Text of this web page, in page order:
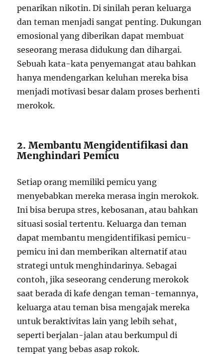
penarikan nikotin. Di sinilah peran keluarga
dan teman menjadi sangat penting. Dukungan
emosional yang diberikan dapat membuat
seseorang merasa didukung dan dihargai.
Sebuah kata-kata penyemangat atau bahkan
hanya mendengarkan keluhan mereka bisa
menjadi motivasi besar dalam proses berhenti
merokok.
2. Membantu Mengidentifikasi dan
Menghindari Pemicu
Setiap orang memiliki pemicu yang
menyebabkan mereka merasa ingin merokok.
Ini bisa berupa stres, kebosanan, atau bahkan
situasi sosial tertentu. Keluarga dan teman
dapat membantu mengidentifikasi pemicu-
pemicu ini dan memberikan alternatif atau
strategi untuk menghindarinya. Sebagai
contoh, jika seseorang cenderung merokok
saat berada di kafe dengan teman-temannya,
keluarga atau teman bisa mengajak mereka
untuk beraktivitas lain yang lebih sehat,
seperti berjalan-jalan atau berkumpul di
tempat yang bebas asap rokok.